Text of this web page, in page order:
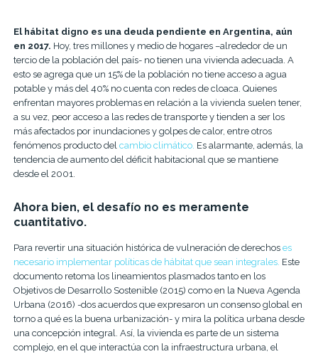
El hábitat digno es una deuda pendiente en Argentina, aún
en 2017. Hoy, tres millones y medio de hogares –alrededor de un
tercio de la población del país- no tienen una vivienda adecuada. A
esto se agrega que un 15% de la población no tiene acceso a agua
potable y más del 40% no cuenta con redes de cloaca. Quienes
enfrentan mayores problemas en relación a la vivienda suelen tener,
a su vez, peor acceso a las redes de transporte y tienden a ser los
más afectados por inundaciones y golpes de calor, entre otros
fenómenos producto del cambio climático. Es alarmante, además, la
tendencia de aumento del déficit habitacional que se mantiene
desde el 2001.
Ahora bien, el desafío no es meramente
cuantitativo.
Para revertir una situación histórica de vulneración de derechos es
necesario implementar políticas de hábitat que sean integrales. Este
documento retoma los lineamientos plasmados tanto en los
Objetivos de Desarrollo Sostenible (2015) como en la Nueva Agenda
Urbana (2016) -dos acuerdos que expresaron un consenso global en
torno a qué es la buena urbanización- y mira la política urbana desde
una concepción integral. Así, la vivienda es parte de un sistema
complejo, en el que interactúa con la infraestructura urbana, el